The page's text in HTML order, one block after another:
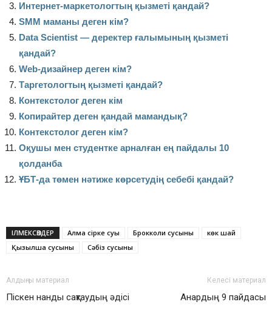
Интернет-маркетологтың қызметі қандай?
SMM маманы деген кім?
Data Scientist — деректер ғалымының қызметі
қандай?
Web-дизайнер деген кім?
Таргетологтың қызметі қандай?
Контекстолог деген кім
Копирайтер деген қандай мамандық?
Контекстолог деген кім?
Оқушы мен студентке арналған ең пайдалы 10
қолданба
ҰБТ-да төмен нәтиже көрсетудің себебі қандай?
ІЛМЕКСӨЗДЕР Алма сірке суы Брокколи сусыны
көк шай
Қызылша сусыны
Сәбіз сусыны
Алдыңғы материал
Піскен нанды сақтаудың әдісі
Келесі материал
Анардың 9 пайдасы